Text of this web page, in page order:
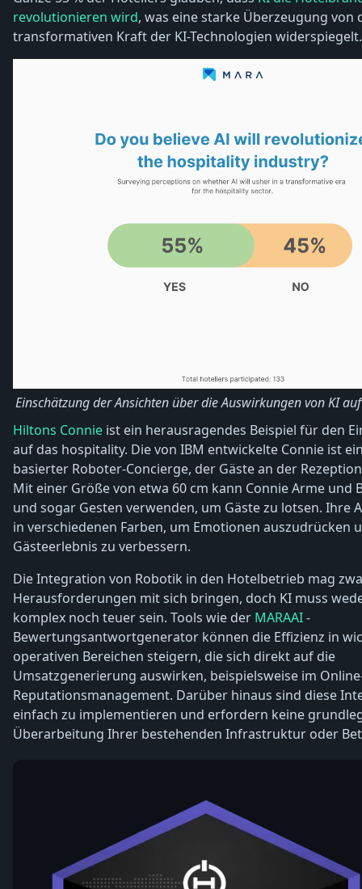
revolutionieren wird, was eine starke Überzeugung von
transformativen Kraft der KI-Technologien widerspiegelt.
Einschätzung der Ansichten über die Auswirkungen von KI
Hiltons Connie ist ein herausragendes Beispiel für den
auf das hospitality. Die von IBM entwickelte Connie ist
basierter Roboter-Concierge, der Gäste an der
Mit einer Größe von etwa 60 cm kann Connie Arme und
und sogar Gesten verwenden, um Gäste zu lotsen. Ihre
in verschiedenen Farben, um Emotionen auszudrücken
Gästeerlebnis zu verbessern.
Die Integration von Robotik in den Hotelbetrieb mag
Herausforderungen mit sich bringen, doch KI muss
komplex noch teuer sein. Tools wie der MARAAI-
Bewertungsantwortgenerator können die Effizienz in
operativen Bereichen steigern, die sich direkt auf die
Umsatzgenerierung auswirken, beispielsweise im
Reputationsmanagement. Darüber hinaus sind diese
einfach zu implementieren und erfordern keine
Überarbeitung Ihrer bestehenden Infrastruktur oder